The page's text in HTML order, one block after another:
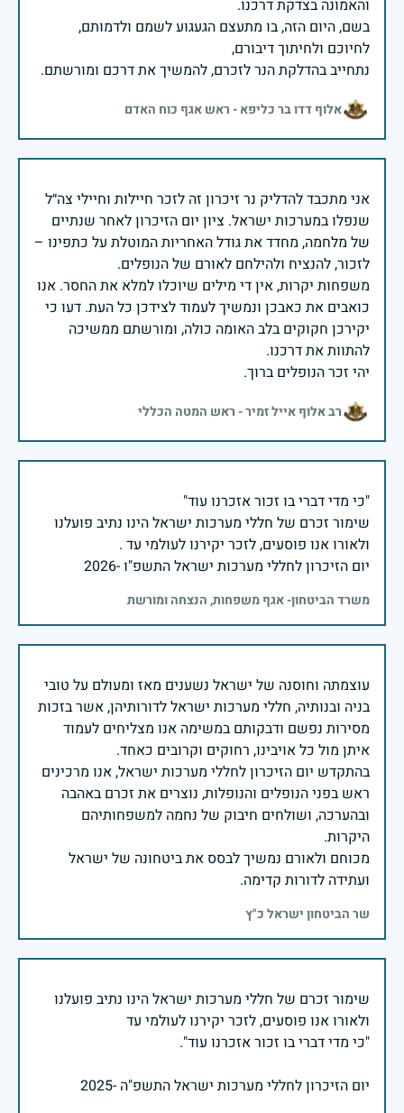
בשם, היום הזה, בו מתעצם הגעגוע לשמם ולדמותם,
נתחייב בהדלקת הנר לזכרם, להמשיך את דרכם ומורשתם.
אלוף דדו בר כליפא - ראש אגף כוח האדם
אני מתכבד להדליק נר זיכרון זה לזכר חיילות וחיילי צה״ל
שנפלו במערכות ישראל. ציון יום הזיכרון לאחר שנתיים
של מלחמה, מחדד את גודל האחריות המוטלת על כתפינו –
משפחות יקרות, אין די מילים שיוכלו למלא את החסר. אנו
כואבים את כאבכן ונמשיך לעמוד לצידכן כל העת. דעו כי
יקירכן חקוקים בלב האומה כולה, ומורשתם ממשיכה
יהי זכר הנופלים ברוך.
רב אלוף אייל זמיר - ראש המטה הכללי
שימור זכרם של חללי מערכות ישראל הינו נתיב פועלנו
יום הזיכרון לחללי מערכות ישראל התשפ"ו -2026
משרד הביטחון- אגף משפחות, הנצחה ומורשת
עוצמתה וחוסנה של ישראל נשענים מאז ומעולם על טובי
בניה ובנותיה, חללי מערכות ישראל לדורותיהן, אשר בזכות
מסירות נפשם ודבקותם במשימה אנו מצליחים לעמוד
בהתקדש יום הזיכרון לחללי מערכות ישראל, אנו מרכינים
ראש בפני הנופלים והנופלות, נוצרים את זכרם באהבה
ובהערכה, ושולחים חיבוק של נחמה למשפחותיהם
מכוחם ולאורם נמשיך לבסס את ביטחונה של ישראל
ועתידה לדורות קדימה.
שר הביטחון ישראל כ"ץ
שימור זכרם של חללי מערכות ישראל הינו נתיב פועלנו
יום הזיכרון לחללי מערכות ישראל התשפ"ה -2025